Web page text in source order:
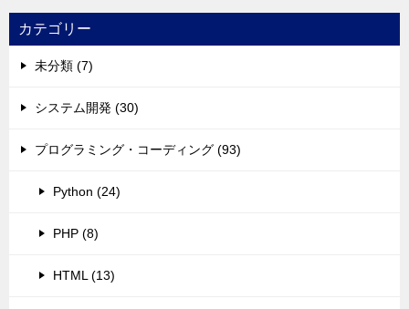
カテゴリー
未分類 (7)
システム開発 (30)
プログラミング・コーディング (93)
Python (24)
PHP (8)
HTML (13)